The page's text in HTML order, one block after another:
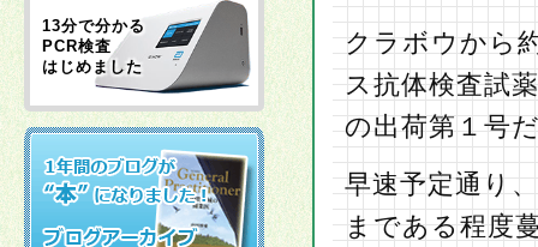
クラボウから
ス抗体検査試
の出荷第１号
早速予定通り
まである程度
13分で分かる
PCR検査
はじめました